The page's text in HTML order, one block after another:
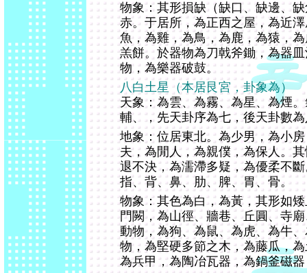
物象：其形損缺（缺口、缺邊、
赤。于居所，為正西之屋，為近
魚，為雞，為鳥，為鹿，為猿，
羔餅。於器物為刀戟斧鋤，為器
物，為樂器破鼓。
八白土星（本居艮宮，卦象為）
天象：為雲、為霧、為星、為煙
輔、，先天卦序為七，後天卦數
地象：位居東北。為少男，為小
夫，為閒人，為親僕，為保人。
退不決，為濡滯多疑，為優柔不
指、背、鼻、肋、脾、胃、骨。
物象：其色為白，為黃，其形如
門闕，為山徑、牆巷、丘圓、寺
動物，為狗、為鼠、為虎、為牛
物，為堅硬多節之木，為藤瓜，
為兵甲，為陶冶瓦器，為鍋釜磁